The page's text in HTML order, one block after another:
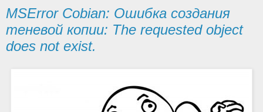
MSError Cobian: Ошибка создания
теневой копии: The requested object
does not exist.